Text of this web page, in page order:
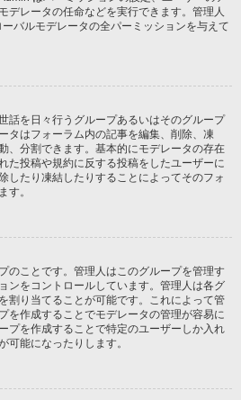
デレータの任命などを実行できます。管理人
バルモデレータの全パーミッションを与えて
話を日々行うグループあるいはそのグループ
タはフォーラム内の記事を編集、削除、凍
、分割できます。基本的にモデレータの存在
た投稿や規約に反する投稿をしたユーザーに
したり凍結したりすることによってそのフォ
す。
のことです。管理人はこのグループを管理す
ンをコントロールしています。管理人は各グ
割り当てることが可能です。これによって管
を作成することでモデレータの管理が容易に
プを作成することで特定のユーザーしか入れ
可能になったりします。